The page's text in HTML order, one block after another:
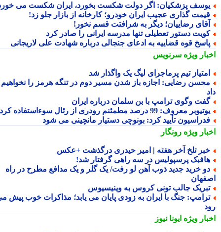
پزشکیان: اگر دولت شکست بخورد، ایران شکست می خورد
گذاری عجیب ایران خودرو؛ کارخانه از بازار جلو زد!
رضاییان؛ دیگر به شرافتت قسم نخور!
دستور تعطیلی تنها مدرسه ایرانی را صادر کرد
قوه قضاییه به ادعای جنجالی درباره شهادت علی لاریجانی
ویژهسرنویس
تیم پرماجرای لیگ یک واگذار شد
رضایی: اجازه باز شدن مسیر دوم در تنگه هرمز را نخواهیم
وگوی ترامپ با بن سلمان درباره ایران
معروف: 99 درصد مطمئنم رودری از رئال سوءاستفاده کرد
تأیید کرد: بونوچی دستیار مانچینی می شود
ویژهرونگار
تلخ آخر هفته | امیر حیدری درگذشت +عکس
پرسپولیس در سه راهی گرفتار شد!
خرید جدید ذوب آهن لو رفت/ یک گلر و یک مدافع مطرح در راه
جالب تونی کروس به وینیسیوس
جنگ با ایران به زودی پایان می یابد؛ مذاکرات خوب پیش می
ویژهایونا نیوز